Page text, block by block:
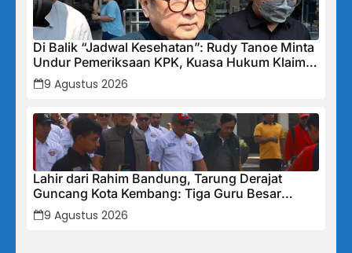
Di Balik “Jadwal Kesehatan”: Rudy Tanoe Minta
Undur Pemeriksaan KPK, Kuasa Hukum Klaim
Kooperatif Meski Status Tersangka Mengintai
9 Agustus 2026
Lahir dari Rahim Bandung, Tarung Derajat
Guncang Kota Kembang: Tiga Guru Besar
Hadirkan Semangat Baru, Linmas Dijadikan
Garda Keamanan Terlatih
9 Agustus 2026